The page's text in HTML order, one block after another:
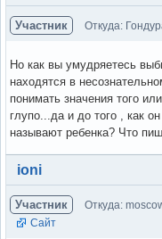
Участник Откуда:
Но как вы умудряетесь
находятся в
понимать значения того
глупо...да и до того , как
называют ребенка? Что
Вне форума
ioni
Участник Откуда:
Сайт